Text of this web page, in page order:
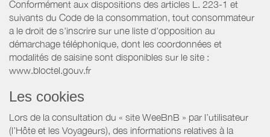
Conformément aux dispositions des articles L. 223-1 et
suivants du Code de la consommation, tout consommateur
a le droit de s'inscrire sur une liste d'opposition au
démarchage téléphonique, dont les coordonnées et
modalités de saisine sont disponibles sur le site :
www.bloctel.gouv.fr
Les cookies
Lors de la consultation du « site WeeBnB » par l’utilisateur
(l’Hôte et les Voyageurs), des informations relatives à la